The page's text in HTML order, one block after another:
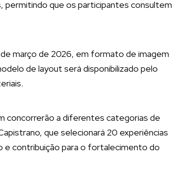
permitindo que os participantes consultem
março de 2026, em formato de imagem
de layout será disponibilizado pelo
concorrerão a diferentes categorias de
que selecionará 20 experiências
e contribuição para o fortalecimento do